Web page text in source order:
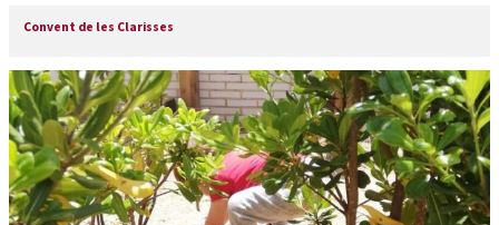
Convent de les Clarisses